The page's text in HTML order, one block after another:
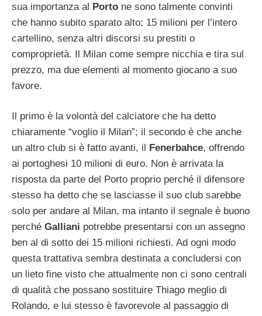
sua importanza al Porto ne sono talmente convinti
che hanno subito sparato alto: 15 milioni per l’intero
cartellino, senza altri discorsi su prestiti o
comproprietà. Il Milan come sempre nicchia e tira sul
prezzo, ma due elementi al momento giocano a suo
favore.
Il primo è la volontà del calciatore che ha detto
chiaramente “voglio il Milan”; il secondo è che anche
un altro club si è fatto avanti, il
Fenerbahce, offrendo
ai portoghesi 10 milioni di euro. Non è arrivata la
risposta da parte del Porto proprio perché il difensore
stesso ha detto che se lasciasse il suo club sarebbe
solo per andare al Milan, ma intanto il segnale è buono
perché Galliani potrebbe presentarsi con un assegno
ben al di sotto dei 15 milioni richiesti. Ad ogni modo
questa trattativa sembra destinata a concludersi con
un lieto fine visto che attualmente non ci sono centrali
di qualità che possano sostituire Thiago meglio di
Rolando, e lui stesso è favorevole al passaggio di